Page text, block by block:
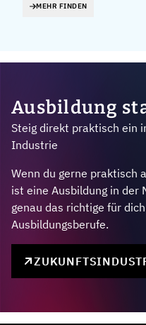
MEHR FINDEN
Ausbildung
Steig direkt praktisch ein
Industrie
Wenn du gerne praktisch
ist eine Ausbildung in
genau das richtige für
Ausbildungsberufe.